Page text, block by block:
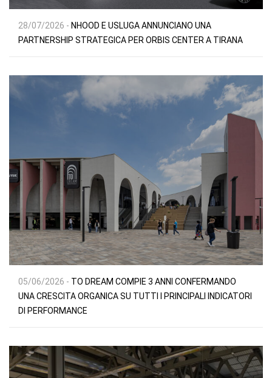
28/07/2026 - NHOOD E USLUGA ANNUNCIANO UNA
PARTNERSHIP STRATEGICA PER ORBIS CENTER A TIRANA
05/06/2026 - TO DREAM COMPIE 3 ANNI CONFERMANDO
UNA CRESCITA ORGANICA SU TUTTI I PRINCIPALI INDICATORI
DI PERFORMANCE